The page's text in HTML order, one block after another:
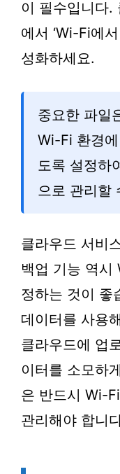
이 필수입니다.
에서 ‘Wi-Fi에
성화하세요.
중요한 파일
Wi-Fi 환경
도록 설정하
으로 관리할
클라우드 서비
백업 기능 역시
정하는 것이 좋
데이터를 사용
클라우드에 업
이터를 소모하
은 반드시 Wi-
관리해야 합니